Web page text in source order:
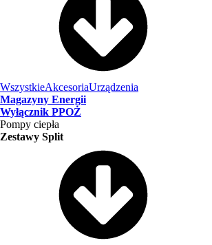
WszystkieAkcesoriaUrządzenia
Magazyny Energii
Wyłącznik PPOŻ
Pompy ciepła
Zestawy Split